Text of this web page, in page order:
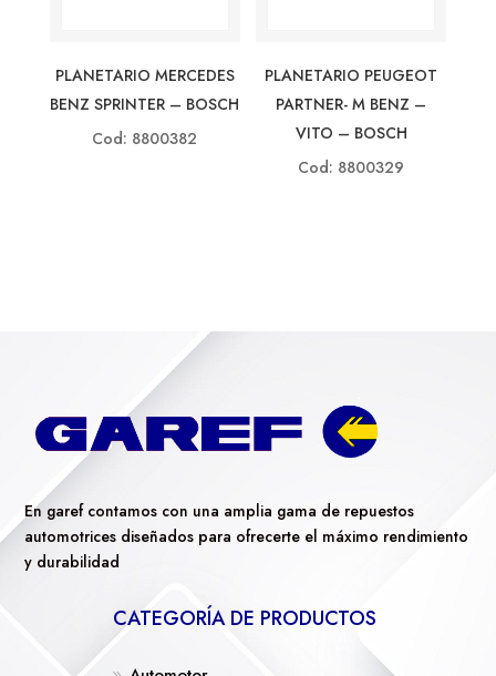
PLANETARIO MERCEDES
BENZ SPRINTER – BOSCH
Cod: 8800382
PLANETARIO PEUGEOT
PARTNER- M BENZ –
VITO – BOSCH
Cod: 8800329
En garef contamos con una amplia gama de repuestos
automotrices diseñados para ofrecerte el máximo rendimiento
y durabilidad
CATEGORÍA DE PRODUCTOS